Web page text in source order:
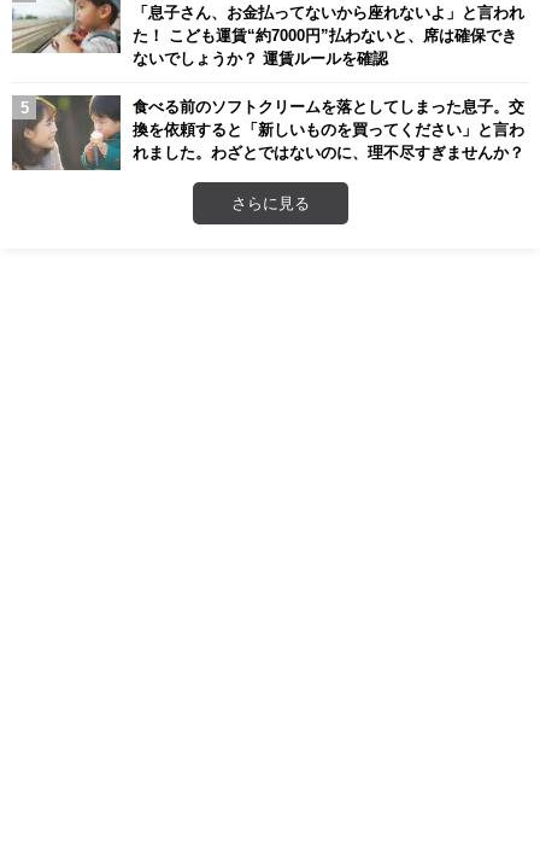
「息子さん、お金払ってないから座れないよ」と言われ
た！ こども運賃“約7000円”払わないと、席は確保でき
ないでしょうか？ 運賃ルールを確認
食べる前のソフトクリームを落としてしまった息子。交
換を依頼すると「新しいものを買ってください」と言わ
れました。わざとではないのに、理不尽すぎませんか？
さらに見る